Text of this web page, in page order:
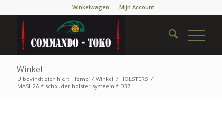
Winkelwagen Mijn Account
Winkel
U bevindt zich hier: Home / Winkel / HOLSTERS /
MASH2A * schouder holster systeem * D37